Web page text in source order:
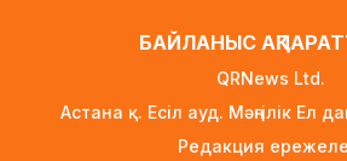
Футболдан Қазақстан
2 күн бұрын
БАЙЛАНЫС
QRNews Ltd.
Астана қ. Есіл ауд. Мәңгілік Ел
Редакция